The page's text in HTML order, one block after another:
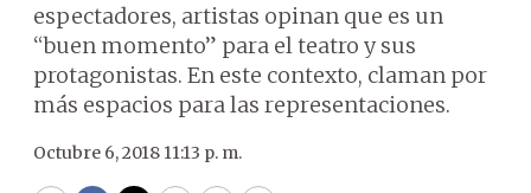
espectadores, artistas opinan que es un
“buen momento” para el teatro y sus
protagonistas. En este contexto, claman por
más espacios para las representaciones.
Octubre 6, 2018 11:13 p. m.